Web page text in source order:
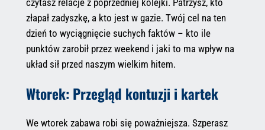
złapał zadyszkę, a kto jest w gazie. Twój cel na ten
dzień to wyciągnięcie suchych faktów – kto ile
punktów zarobił przez weekend i jaki to ma wpływ na
układ sił przed naszym wielkim hitem.
Wtorek: Przegląd kontuzji i kartek
We wtorek zabawa robi się poważniejsza. Szperasz